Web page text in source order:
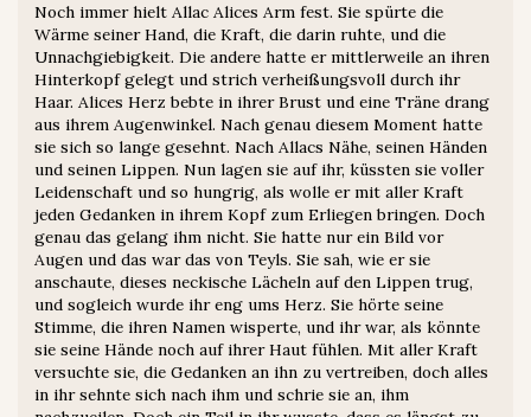
Noch immer hielt Allac Alices Arm fest. Sie spürte die
Wärme seiner Hand, die Kraft, die darin ruhte, und die
Unnachgiebigkeit. Die andere hatte er mittlerweile an ihren
Hinterkopf gelegt und strich verheißungsvoll durch ihr
Haar. Alices Herz bebte in ihrer Brust und eine Träne drang
aus ihrem Augenwinkel. Nach genau diesem Moment hatte
sie sich so lange gesehnt. Nach Allacs Nähe, seinen Händen
und seinen Lippen. Nun lagen sie auf ihr, küssten sie voller
Leidenschaft und so hungrig, als wolle er mit aller Kraft
jeden Gedanken in ihrem Kopf zum Erliegen bringen. Doch
genau das gelang ihm nicht. Sie hatte nur ein Bild vor
Augen und das war das von Teyls. Sie sah, wie er sie
anschaute, dieses neckische Lächeln auf den Lippen trug,
und sogleich wurde ihr eng ums Herz. Sie hörte seine
Stimme, die ihren Namen wisperte, und ihr war, als könnte
sie seine Hände noch auf ihrer Haut fühlen. Mit aller Kraft
versuchte sie, die Gedanken an ihn zu vertreiben, doch alles
in ihr sehnte sich nach ihm und schrie sie an, ihm